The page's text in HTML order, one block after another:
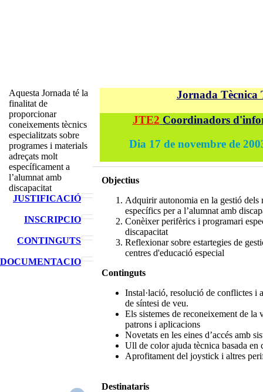
Aquesta Jornada té la
finalitat de
proporcionar
coneixements tècnics
especialitzats sobre
programes i materials
adreçats molt
específicament a
l’alumnat amb
discapacitat
JUSTIFICACIÓ
INSCRIPCIO
CONTINGUTS
DOCUMENTACIO
Jornada Tècnica
JTE2 Coordinadors
Dia 17 de novembre de
Objectius
Adquirir autonomia en la gestió dels
específics per a l’alumnat amb
Conèixer perifèrics i programari
discapacitat
Reflexionar sobre estartegies de
centres d'educació especial
Continguts
Instal·lació, resolució de conflictes i
de síntesi de veu.
Els sistemes de reconeixement de la
patrons i aplicacions
Novetats en les eines d’accés amb
Ull de color ajuda tècnica basada en
Aprofitament del joystick i altres
Destinataris